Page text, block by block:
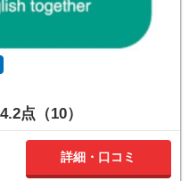
4.2点（10）
詳細・口コミ